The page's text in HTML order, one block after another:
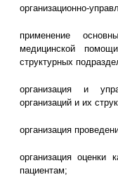
организационно-
применение
медицинской
структурных
организация и
организаций и их
организация
организация оценки
пациентам;